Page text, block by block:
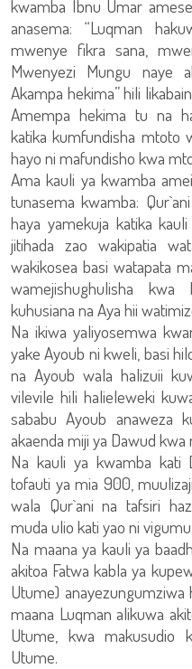
kwamba Ibnu Umar
anasema: “Luqman
mwenye fikra sana,
Mwenyezi Mungu naye
Akampa hekima” hili
Amempa hekima tu na
katika kumfundisha mtoto
hayo ni mafundisho kwa
Ama kauli ya kwamba
tunasema kwamba:
haya yamekuja katika
jitihada zao wakipatia
wakikosea basi watapata
wamejishughulisha kwa
kuhusiana na Aya hii
Na ikiwa yaliyosemwa
yake Ayoub ni kweli, basi
na Ayoub wala halizuii
vilevile hili halieleweki
sababu Ayoub anaweza
akaenda miji ya Dawud kwa
Na kauli ya kwamba kati
tofauti ya mia 900,
wala Qur`ani na tafsiri
muda ulio kati yao ni
Na maana ya kauli ya
akitoa Fatwa kabla ya
Utume)
maana Luqman alikuwa
Utume, kwa makusudio
Utume.